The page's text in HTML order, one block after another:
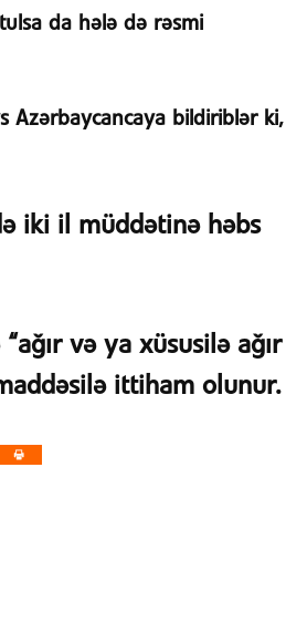
da hələ də rəsmi
Azərbaycancaya bildiriblər ki,
iki il müddətinə həbs
və ya xüsusilə ağır
ittiham olunur.